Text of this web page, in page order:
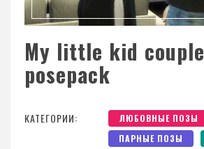
My little kid couple
posepack
КАТЕГОРИИ:
ЛЮБОВНЫЕ ПОЗЫ
ПАРНЫЕ ПОЗЫ